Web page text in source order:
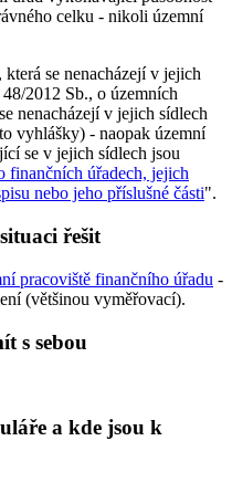
celku - nikoli územní
se nenacházejí v jejich
2012 Sb., o územních
nenacházejí v jejich sídlech
vyhlášky) - naopak územní
se v jejich sídlech jsou
finančních úřadech, jejich
nebo jeho příslušné části".
řešit
pracoviště finančního úřadu -
(většinou vyměřovací).
s sebou
a kde jsou k